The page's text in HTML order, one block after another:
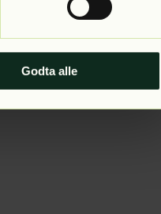
Godta alle